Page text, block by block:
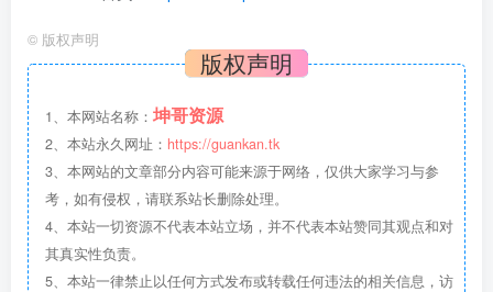
© 版权声明
版权声明
1、本网站名称： 坤哥资源
2、本站永久网址： https://guankan.tk
3、本网站的文章部分内容可能来源于网络，仅供大家学习与参
考，如有侵权，请联系站长删除处理。
4、本站一切资源不代表本站立场，并不代表本站赞同其观点和对
其真实性负责。
5、本站一律禁止以任何方式发布或转载任何违法的相关信息，访